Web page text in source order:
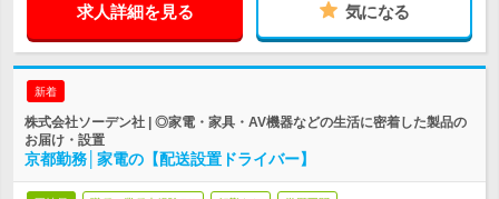
求人詳細を見る 気になる
新着
株式会社ソーデン社 | ◎家電・家具・AV機器などの生活に密着した製品の
お届け・設置
京都勤務│家電の【配送設置ドライバー】